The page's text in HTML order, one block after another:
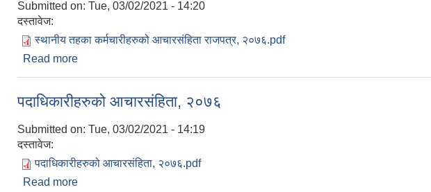
Submitted on: Tue, 03/02/2021 - 14:20
दस्तावेज:
स्थानीय तहका कर्मचारीहरुको आचारसंहिता राजपत्र, २०७६.pdf
Read more
पदाधिकारीहरुको आचारसंहिता, २०७६
Submitted on: Tue, 03/02/2021 - 14:19
दस्तावेज:
पदाधिकारीहरुको आचारसंहिता, २०७६.pdf
Read more